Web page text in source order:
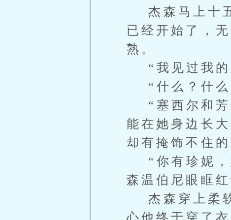
杰森马上十五
已经开始了，
熟。
“我见过我的
“什么？什么
“塞西尔和芳
能在她身边长
却有掩饰不住的
“你有珍妮，
森温伯尼眼眶红
杰森穿上柔软
心他终于穿了